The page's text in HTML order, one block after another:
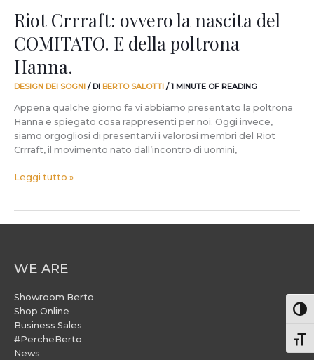
Riot Crrraft: ovvero la nascita del
COMITATO. E della poltrona
Hanna.
DESIGN DEI SOGNI / DI BERTO SALOTTI /1 MINUTE OF READING
Appena qualche giorno fa vi abbiamo presentato la poltrona
Hanna e spiegato cosa rappresenti per noi. Oggi invece,
siamo orgogliosi di presentarvi i valorosi membri del Riot
Crrraft, il movimento nato dall’incontro di uomini,
Leggi tutto »
WE ARE
Showroom Berto
Shop Online
Business Sales
#PercheBerto
News